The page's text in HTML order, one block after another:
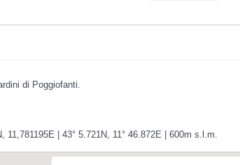
di Poggiofanti.
11,781195E | 43° 5.721N, 11° 46.872E | 600m s.l.m.